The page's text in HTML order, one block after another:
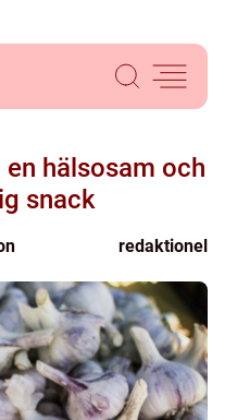
hälsosam och
snack
redaktionel